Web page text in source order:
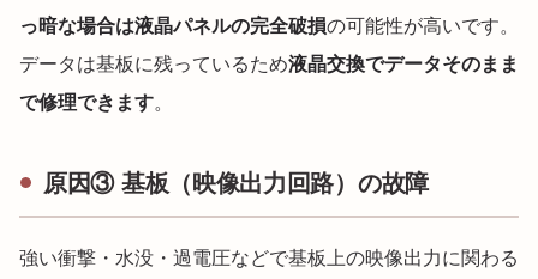
っ暗な場合は液晶パネルの完全破損の可能性が高いです。
データは基板に残っているため液晶交換でデータそのまま
で修理できます。
原因③ 基板（映像出力回路）の故障
強い衝撃・水没・過電圧などで基板上の映像出力に関わる